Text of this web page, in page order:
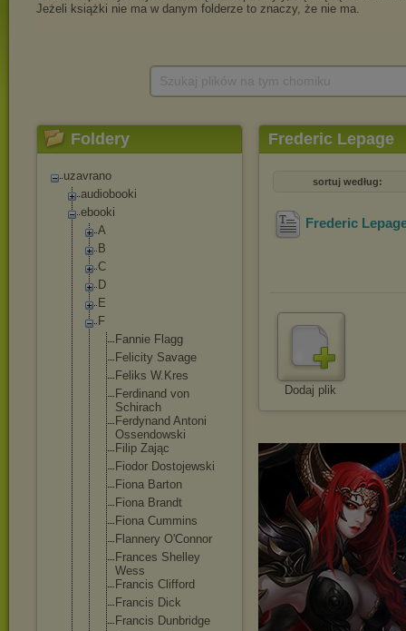
Foldery
uzavrano
audiobooki
ebooki
A
B
C
D
E
F
Fannie Flagg
Felicity Savage
Feliks W.Kres
Ferdinand von
Schirach
Ferdynand Antoni
Ossendowski
Filip Zając
Fiodor Dostojewski
Fiona Barton
Fiona Brandt
Fiona Cummins
Flannery O'Connor
Frances Shelley
Wess
Francis Clifford
Francis Dick
Francis Dunbridge
Frederic Lepage
sortuj według:
Frederic
Dodaj plik